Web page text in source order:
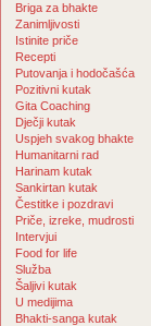
Briga za bhakte
Zanimljivosti
Istinite priče
Recepti
Putovanja i hodočašća
Pozitivni kutak
Gita Coaching
Dječji kutak
Uspjeh svakog bhakte
Humanitarni rad
Harinam kutak
Sankirtan kutak
Čestitke i pozdravi
Priče, izreke, mudrosti
Intervjui
Food for life
Služba
Šaljivi kutak
U medijima
Bhakti-sanga kutak